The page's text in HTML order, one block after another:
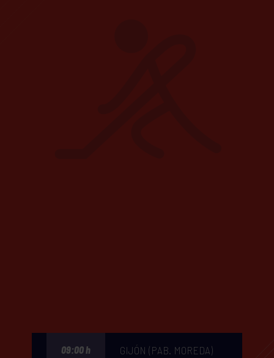
09:00 h GIJÓN (PAB. MOREDA)